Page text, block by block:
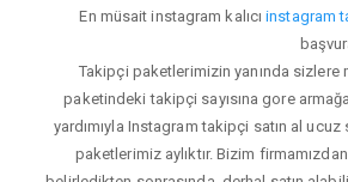
En müsait instagram kalıcıinstagram
Takipçi paketlerimizin yanında sizlere
paketindeki takipçi sayısına gore
yardımıyla Instagram takipçi satın al
paketlerimiz aylıktır. Bizim